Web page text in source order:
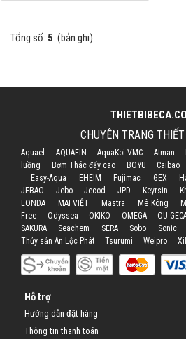
Tổng số: 5 (bản ghi)
CHUYÊN TRANG
Aquael AQUAFIN AquaKoi VMC Atman
luồng
Bơm Thác đẩy cao BOYU Caibao
Easy-Aqua
EHEIM Fujimac GEX
JEBAO
Jebo Jecod JPD Keyrsin
LONDA
MAI VIỆT Mastra Mê Kông
Free
Odyssea OKIKO OMEGA OU
SAKURA
Seachem SERA Sobo Sonic
Thủy sản An Lộc Phát
Tsurumi Weipro
Hỗ trợ
Hướng dẫn đặt hàng
Thông tin thanh toán